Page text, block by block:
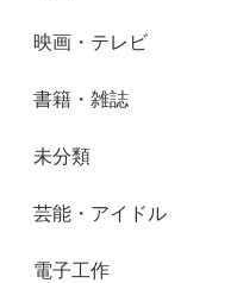
映画・テレビ
書籍・雑誌
未分類
芸能・アイドル
電子工作